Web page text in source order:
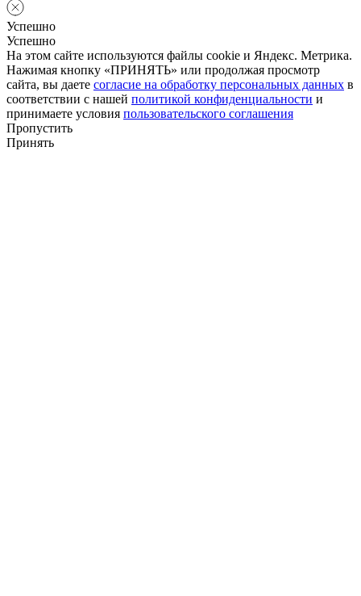
Успешно
Успешно
На этом сайте используются файлы cookie и Яндекс. Метрика.
Нажимая кнопку «ПРИНЯТЬ» или продолжая просмотр
сайта, вы даете согласие на обработку персональных данных в
соответствии с нашей политикой конфиденциальности и
принимаете условия пользовательского соглашения
Пропустить
Принять